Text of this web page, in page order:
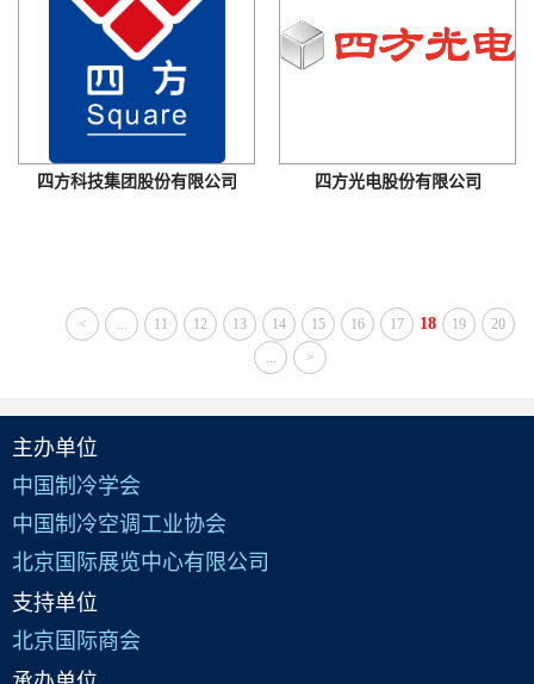
四方科技集团股份有限公司 四方光电股份有限公司
< ... 11 12 13 14 15 16 17 18 19
20
...
>
主办单位
中国制冷学会
中国制冷空调工业协会
北京国际展览中心有限公司
支持单位
北京国际商会